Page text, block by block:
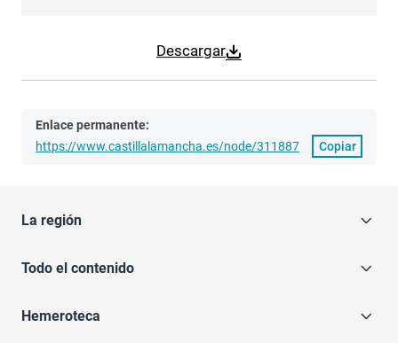
Descargar
Enlace permanente:
https://www.castillalamancha.es/node/311887
Copiar
La región
Todo el contenido
Hemeroteca